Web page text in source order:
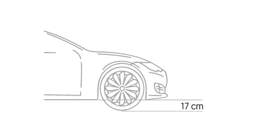
Y
Y
Y
Y
Y
17 cm